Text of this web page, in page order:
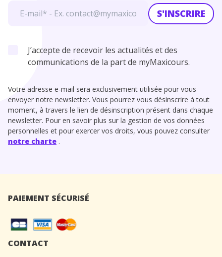
S'INSCRIRE
J’accepte de recevoir les actualités et des
communications de la part de myMaxicours.
Votre adresse e-mail sera exclusivement utilisée pour vous
envoyer notre newsletter. Vous pourrez vous désinscrire à tout
moment, à travers le lien de désinscription présent dans chaque
newsletter. Pour en savoir plus sur la gestion de vos données
personnelles et pour exercer vos droits, vous pouvez consulter
notre charte .
PAIEMENT SÉCURISÉ
CONTACT